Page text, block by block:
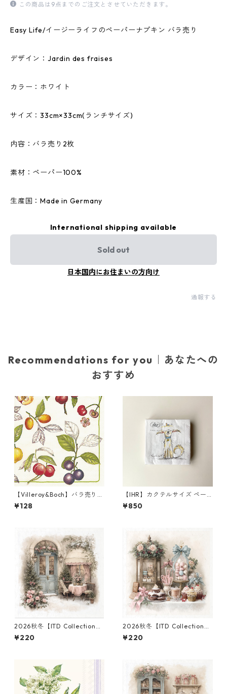
この商品は9点までのご注文とさせていただきます。
Easy Life/イージーライフのペーパーナプキン バラ売り
デザイン：Jardin des fraises
カラー：ホワイト
サイズ：33cm×33cm(ランチサイズ)
内容：バラ売り2枚
素材：ペーパー100%
生産国：Made in Germany
International shipping available
Sold out
日本国内にお住まいの方向け
通報する
Recommendations for you｜あなたへの
おすすめ
【Villeroy&Boch】バラ売り2
枚 ランチサイズ ペーパーナプ
キン CASCARA クリーム
¥128
【IHR】カクテルサイズ ペー
パーナプキン EMOTION DOG
S ホワイト Anita Jeram 20枚
¥850
2026秋冬【ITD Collection】
ミニサイズ ライスペーパー RS
M3006 デコパージュ
¥220
2026秋冬【ITD Collection】
ミニサイズ ライスペーパー RS
M3016 デコパージュ
¥220